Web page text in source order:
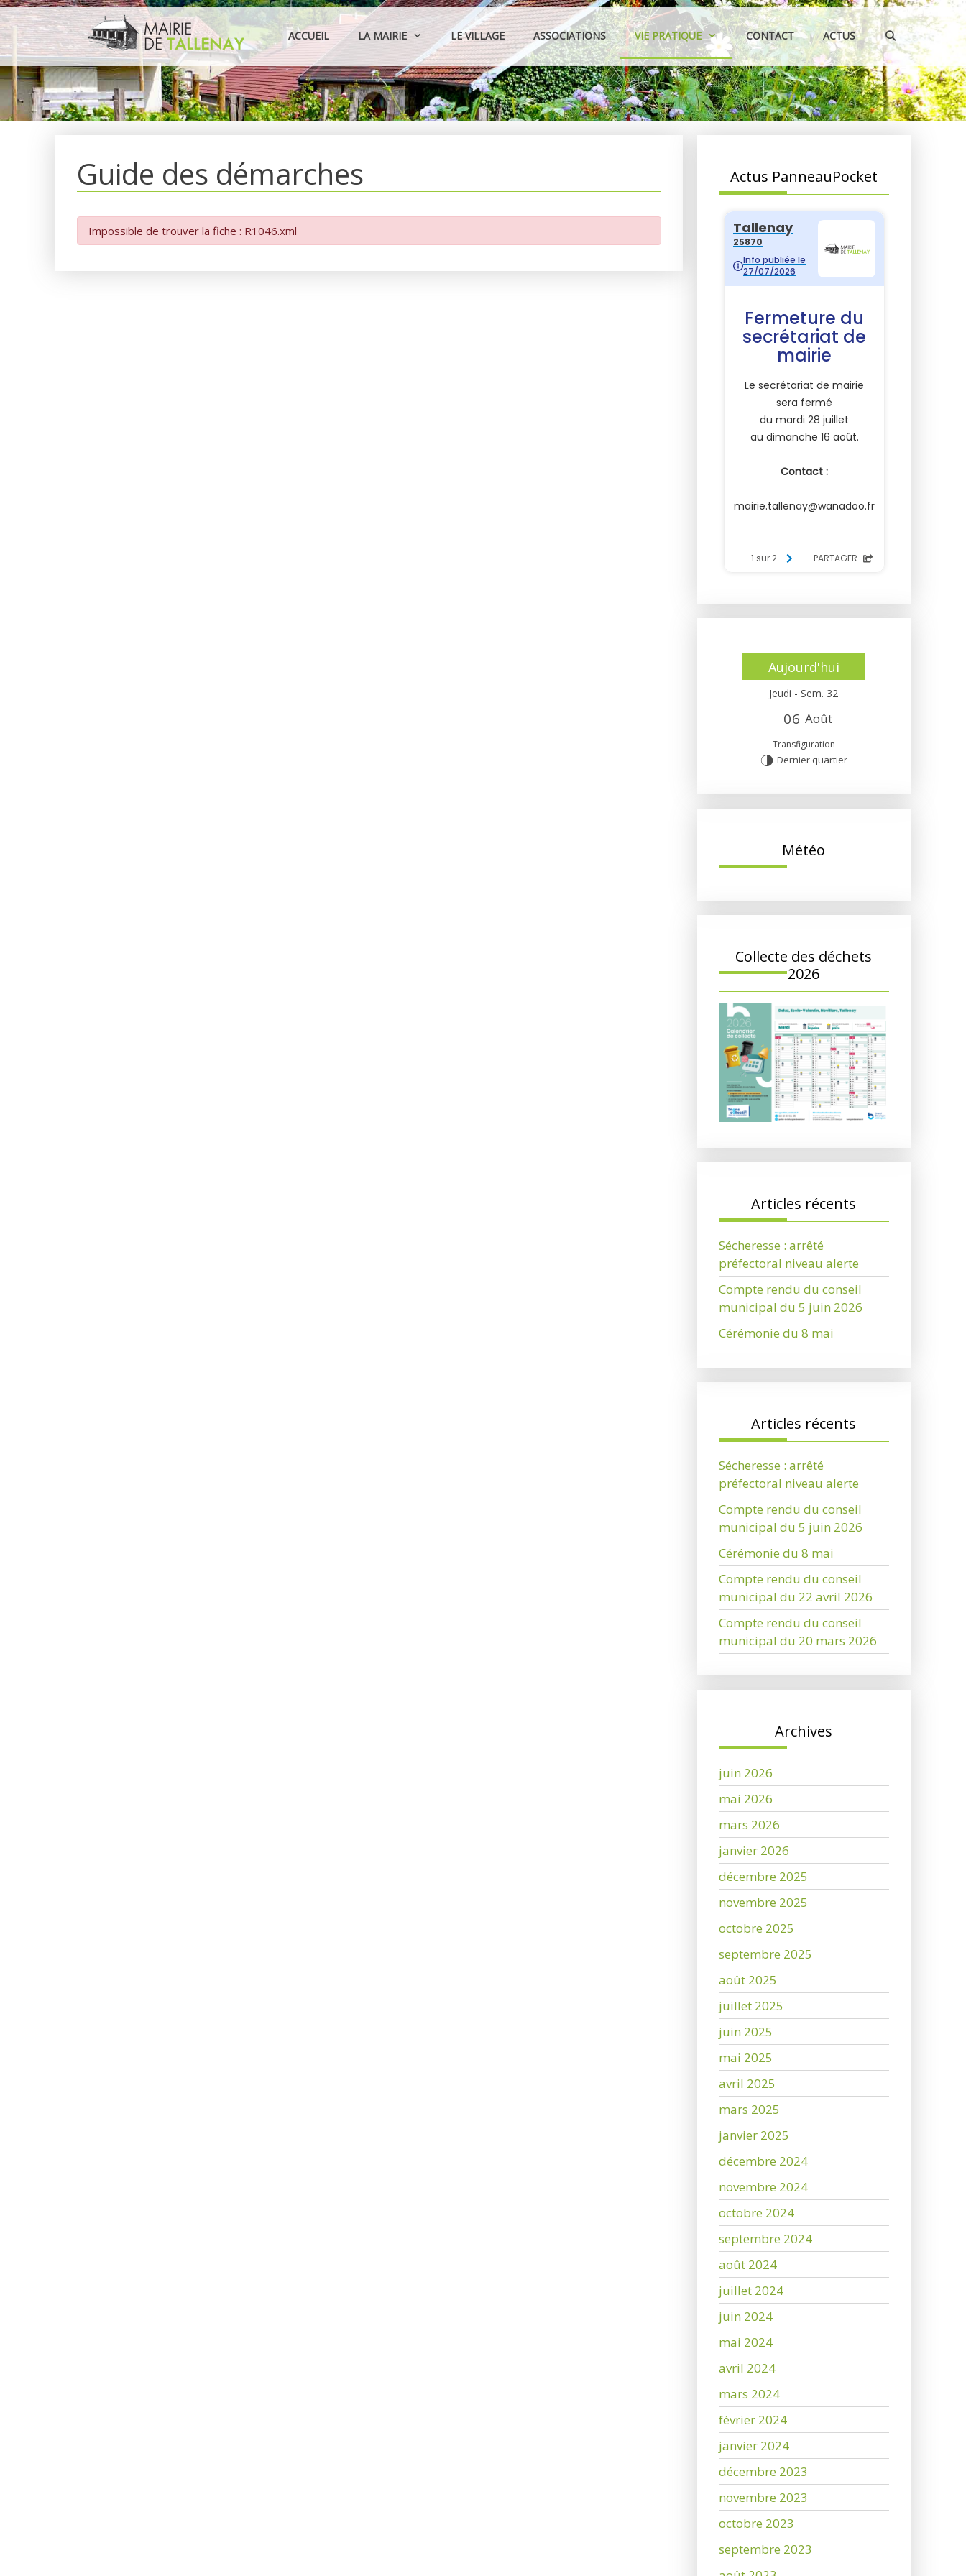
Aller
au
contenu
ACCUEIL LA MAIRIE LE VILLAGE ASSOCIATIONS VIE PRATIQUE CONTACT ACTUS
Guide des démarches
Impossible de trouver la fiche : R1046.xml
Actus PanneauPocket
Aujourd'hui
Jeudi - Sem. 32
06 Août
Transfiguration
T Dernier quartier
Météo
Collecte des déchets
2026
Articles récents
Sécheresse : arrêté
préfectoral niveau alerte
Compte rendu du conseil
municipal du 5 juin 2026
Cérémonie du 8 mai
Articles récents
Sécheresse : arrêté
préfectoral niveau alerte
Compte rendu du conseil
municipal du 5 juin 2026
Cérémonie du 8 mai
Compte rendu du conseil
municipal du 22 avril 2026
Compte rendu du conseil
municipal du 20 mars 2026
Archives
juin 2026
mai 2026
mars 2026
janvier 2026
décembre 2025
novembre 2025
octobre 2025
septembre 2025
août 2025
juillet 2025
juin 2025
mai 2025
avril 2025
mars 2025
janvier 2025
décembre 2024
novembre 2024
octobre 2024
septembre 2024
août 2024
juillet 2024
juin 2024
mai 2024
avril 2024
mars 2024
février 2024
janvier 2024
décembre 2023
novembre 2023
octobre 2023
septembre 2023